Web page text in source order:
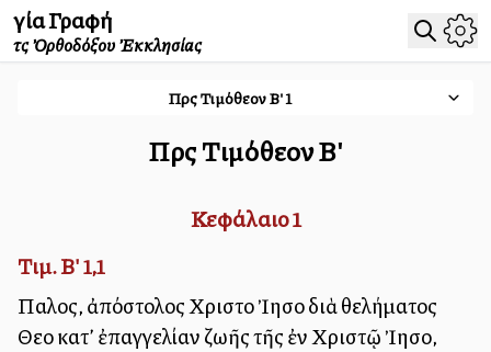
Ἁγία Γραφή
τῆς Ὀρθοδόξου Ἐκκλησίας
Πρὸς Τιμόθεον Β'1
Πρὸς Τιμόθεον Β'
Κεφάλαιο1
Τιμ. Β' 1,1
Παῦλος, ἀπόστολος Χριστοῦ Ἰησοῦ διὰ θελήματος
Θεοῦ κατ’ ἐπαγγελίαν ζωῆς τῆς ἐν Χριστῷ Ἰησοῦ,